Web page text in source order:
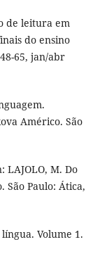
de leitura em
do ensino
65, jan/abr
Américo. São
LAJOLO, M. Do
Paulo: Ática,
língua. Volume 1.